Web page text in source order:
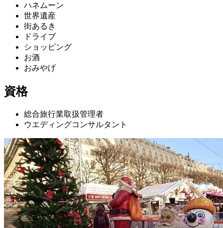
ハネムーン
世界遺産
街あるき
ドライブ
ショッピング
お酒
おみやげ
資格
総合旅行業取扱管理者
ウエディングコンサルタント